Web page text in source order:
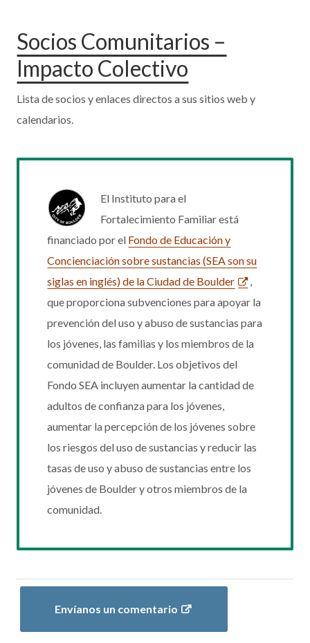
Socios Comunitarios –
Impacto Colectivo
Lista de socios y enlaces directos a sus sitios web y
calendarios.
El Instituto para el
Fortalecimiento Familiar está
financiado por el Fondo de Educación y
Concienciación sobre sustancias (SEA son su
siglas en inglés) de la Ciudad de Boulder
que proporciona subvenciones para apoyar la
prevención del uso y abuso de sustancias para
los jóvenes, las familias y los miembros de la
comunidad de Boulder. Los objetivos del
Fondo SEA incluyen aumentar la cantidad de
adultos de confianza para los jóvenes,
aumentar la percepción de los jóvenes sobre
los riesgos del uso de sustancias y reducir las
tasas de uso y abuso de sustancias entre los
jóvenes de Boulder y otros miembros de la
comunidad.
Envíanos un comentario